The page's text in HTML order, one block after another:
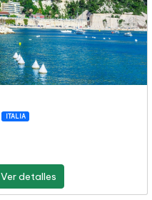
ITALIA
Ver detalles